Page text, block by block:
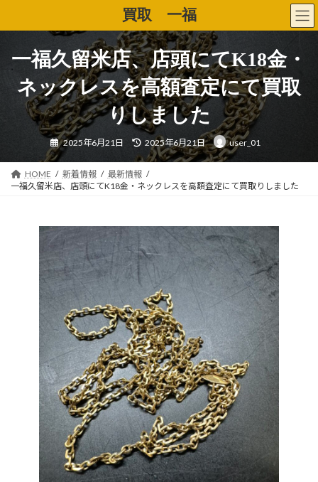
買取 一福
一福久留米店、店頭にてK18金・
ネックレスを高額査定にて買取
りしました
2025年6月21日
最
終
更
新
日
時
:
2025年6月21日 user_01
HOME 新着情報
最新情報
一福久留米店、店頭にてK18金・ネックレスを高額査定にて買取りしました